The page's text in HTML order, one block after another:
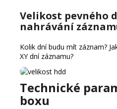
Velikost pevného
nahrávání
Kolik dní budu mít záznam?
XY dní záznamu?
Technické
boxu